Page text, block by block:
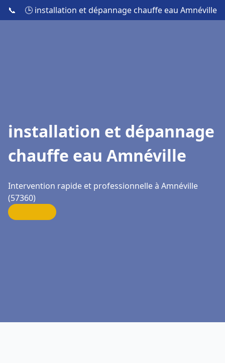
📞 🕒 installation et dépannage chauffe eau Amnéville
installation et dépannage
chauffe eau Amnéville
Intervention rapide et professionnelle à Amnéville
(57360)